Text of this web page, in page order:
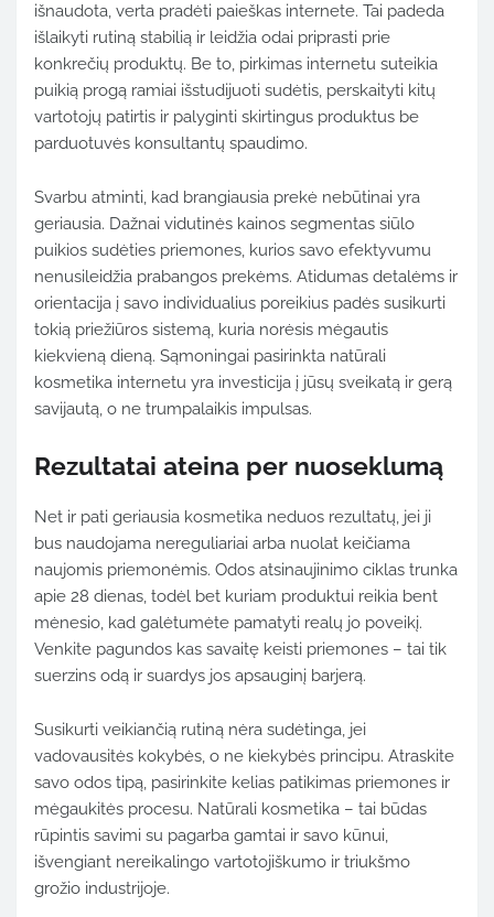
išnaudota, verta pradėti paieškas internete. Tai padeda
išlaikyti rutiną stabilią ir leidžia odai priprasti prie
konkrečių produktų. Be to, pirkimas internetu suteikia
puikią progą ramiai išstudijuoti sudėtis, perskaityti kitų
vartotojų patirtis ir palyginti skirtingus produktus be
parduotuvės konsultantų spaudimo.
Svarbu atminti, kad brangiausia prekė nebūtinai yra
geriausia. Dažnai vidutinės kainos segmentas siūlo
puikios sudėties priemones, kurios savo efektyvumu
nenusileidžia prabangos prekėms. Atidumas detalėms ir
orientacija į savo individualius poreikius padės susikurti
tokią priežiūros sistemą, kuria norėsis mėgautis
kiekvieną dieną. Sąmoningai pasirinkta natūrali
kosmetika internetu yra investicija į jūsų sveikatą ir gerą
savijautą, o ne trumpalaikis impulsas.
Rezultatai ateina per nuoseklumą
Net ir pati geriausia kosmetika neduos rezultatų, jei ji
bus naudojama nereguliariai arba nuolat keičiama
naujomis priemonėmis. Odos atsinaujinimo ciklas trunka
apie 28 dienas, todėl bet kuriam produktui reikia bent
mėnesio, kad galėtumėte pamatyti realų jo poveikį.
Venkite pagundos kas savaitę keisti priemones – tai tik
suerzins odą ir suardys jos apsauginį barjerą.
Susikurti veikiančią rutiną nėra sudėtinga, jei
vadovausitės kokybės, o ne kiekybės principu. Atraskite
savo odos tipą, pasirinkite kelias patikimas priemones ir
mėgaukitės procesu. Natūrali kosmetika – tai būdas
rūpintis savimi su pagarba gamtai ir savo kūnui,
išvengiant nereikalingo vartotojiškumo ir triukšmo
grožio industrijoje.